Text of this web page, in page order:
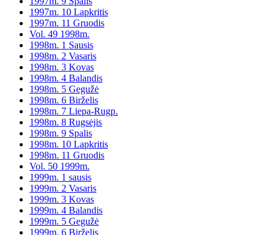
1997m. 10 Lapkritis
1997m. 11 Gruodis
Vol. 49 1998m.
1998m. 1 Sausis
1998m. 2 Vasaris
1998m. 3 Kovas
1998m. 4 Balandis
1998m. 5 Gegužė
1998m. 6 Birželis
1998m. 7 Liepa-Rugp.
1998m. 8 Rugsėjis
1998m. 9 Spalis
1998m. 10 Lapkritis
1998m. 11 Gruodis
Vol. 50 1999m.
1999m. 1 sausis
1999m. 2 Vasaris
1999m. 3 Kovas
1999m. 4 Balandis
1999m. 5 Gegužė
1999m. 6 Birželis